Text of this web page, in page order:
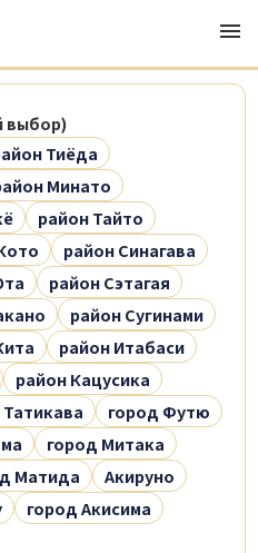
выбор)
Тиёда
Минато
район Тайто
район Синагава
район Сэтагая
район Сугинами
район Итабаси
район Кацусика
город Футю
город Митака
Матида
Акируно
город Акисима